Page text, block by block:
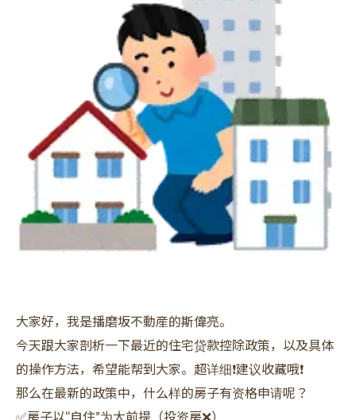
大家好，我是播磨坂不動産的斯偉亮。
今天跟大家剖析一下最近的住宅贷款控除政策，以及具体
的操作方法，希望能帮到大家。超详细❗建议收藏哦❗
那么在最新的政策中，什么样的房子有资格申请呢？
✅房子以“自住”为大前提（投资房❌）